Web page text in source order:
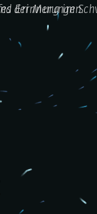
der Murg im
Erinnerungen.